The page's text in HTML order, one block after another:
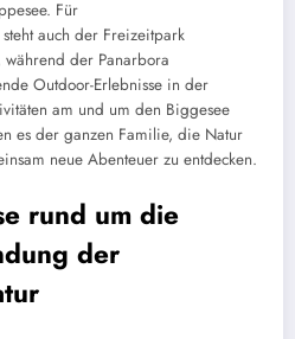
Für
auch der Freizeitpark
der Panarbora
Outdoor-Erlebnisse in der
am und um den Biggesee
es der ganzen Familie, die Natur
neue Abenteuer zu entdecken.
rund um die
der